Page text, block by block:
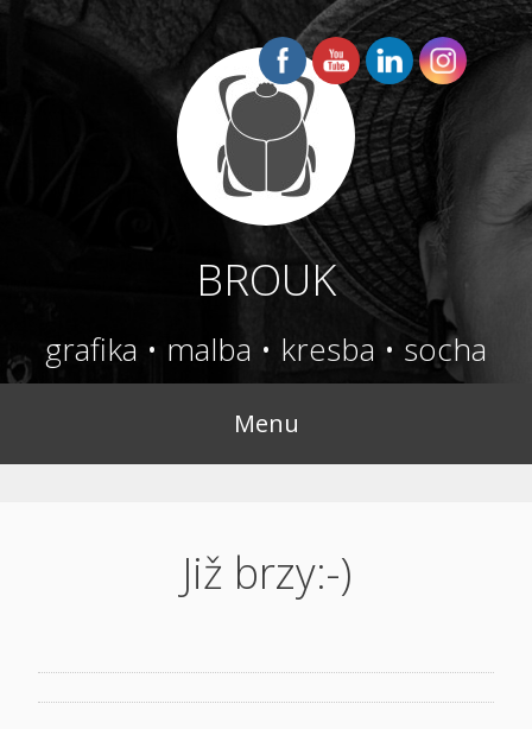
Přejít
BROUK
grafika • malba • kresba • socha
Menu
Již brzy:-)